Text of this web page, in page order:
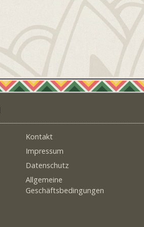
Kontakt
Impressum
Datenschutz
Allgemeine
Geschäftsbedingungen